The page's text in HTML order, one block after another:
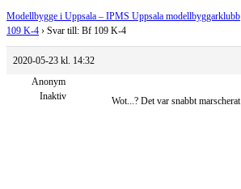
Modellbygge i Uppsala – IPMS Uppsala modellbyggarklubb
109 K-4 › Svar till: Bf 109 K-4
2020-05-23 kl. 14:32
Anonym
Inaktiv
Wot...? Det var snabbt